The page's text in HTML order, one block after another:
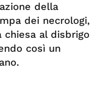
della
dei necrologi,
al disbrigo
così un